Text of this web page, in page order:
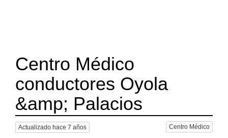
Centro Médico
conductores Oyola
&amp; Palacios
Actualizado hace 7 años Centro Médico